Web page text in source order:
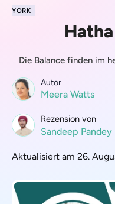
YORK
Die Balance finden im
Autor
Meera Watts
Rezension von
Sandeep Pandey
Aktualisiert am 26.